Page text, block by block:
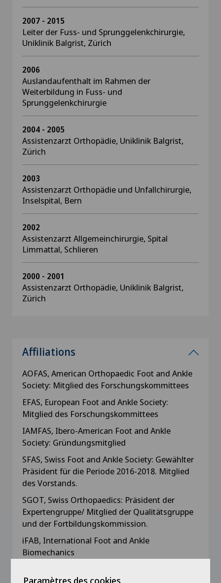
2007 - 2015
Leiter der Fuss- und Sprunggelenkchirurgie,
Uniklinik Balgrist, Zürich
2006
Auslandaufenthalt im Rahmen der
Weiterbildung in Fuss- und
Sprunggelenkchirurgie
2004 - 2005
Assistenzarzt Orthopädie, Uniklinik Balgrist,
Zürich
2003
Assistenzarzt Orthopädie und Unfallchirurgie,
Inselspital, Bern
2002
Assistenzarzt Allgemeinchirurgie, Spital
Limmattal, Schlieren
2000 - 2001
Assistenzarzt Orthopädie, Uniklinik Balgrist,
Zürich
Affiliations
AOFAS, American Orthopaedic Foot and Ankle
Society: Mitglied des Forschungskommittees
EFAS, European Foot and Ankle Society:
Mitglied des Forschungskommittees
IAMFAS, Ibero-American Foot and Ankle
Society: Gründungsmitglied
SFAS, Swiss Foot and Ankle Society: Gewählter
Präsident für die Periode 2016-2018. Mitglied
des Vorstands.
SGOT, Swiss Orthopaedics: Präsident der
Expertengruppe/ Mitglied der Qualitätsgruppe
und der Fortbildungskommission.
iFAB, International Foot and Ankle
Biomechanics
Paramètres des cookies